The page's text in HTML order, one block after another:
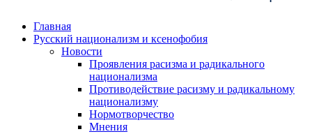
Главная
Русский национализм и ксенофобия
Новости
Проявления расизма и радикального
национализма
Противодействие расизму и радикальному
национализму
Нормотворчество
Мнения